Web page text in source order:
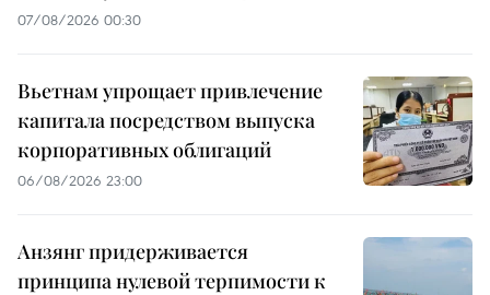
07/08/2026 00:30
Вьетнам упрощает привлечение
капитала посредством выпуска
корпоративных облигаций
06/08/2026 23:00
Анзянг придерживается
принципа нулевой терпимости к